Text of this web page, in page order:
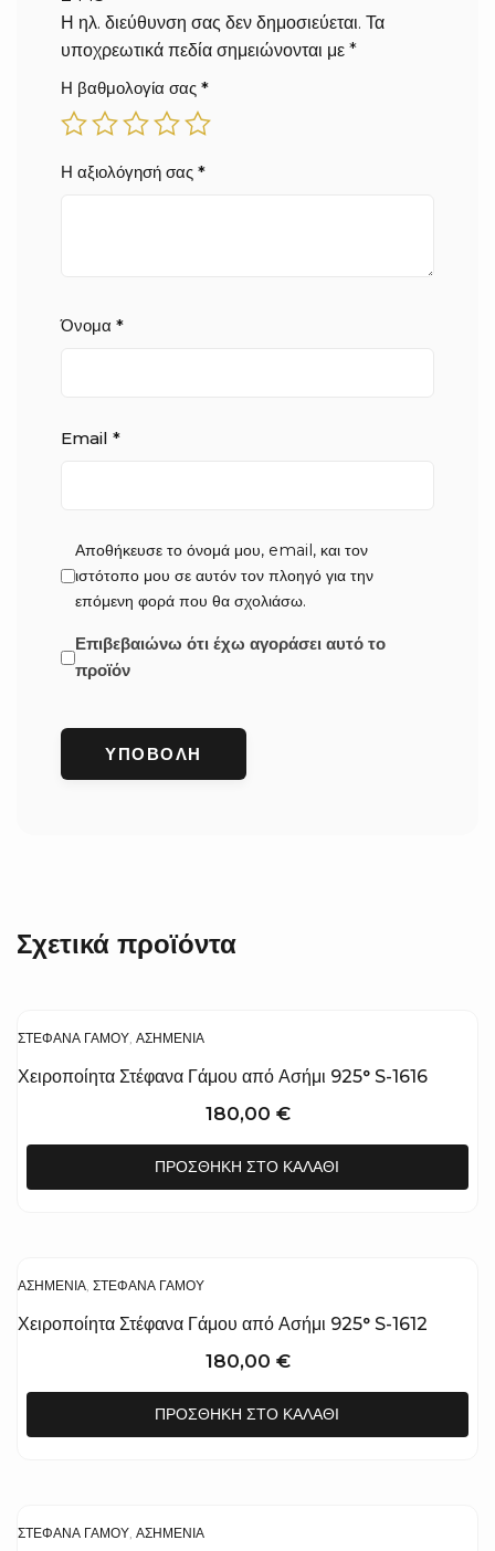
Η ηλ. διεύθυνση σας δεν δημοσιεύεται. Τα
υποχρεωτικά πεδία σημειώνονται με *
Η βαθμολογία σας *
Η αξιολόγησή σας *
Όνομα *
Email *
Αποθήκευσε το όνομά μου, email, και τον
ιστότοπο μου σε αυτόν τον πλοηγό για την
επόμενη φορά που θα σχολιάσω.
Επιβεβαιώνω ότι έχω αγοράσει αυτό το
προϊόν
Σχετικά προϊόντα
ΣΤΈΦΑΝΑ ΓΆΜΟΥ, ΑΣΗΜΈΝΙΑ
Χειροποίητα Στέφανα Γάμου από Ασήμι 925° S-1616
180,00 €
ΠΡΟΣΘΉΚΗ ΣΤΟ ΚΑΛΆΘΙ
ΑΣΗΜΈΝΙΑ, ΣΤΈΦΑΝΑ ΓΆΜΟΥ
Χειροποίητα Στέφανα Γάμου από Ασήμι 925° S-1612
180,00 €
ΠΡΟΣΘΉΚΗ ΣΤΟ ΚΑΛΆΘΙ
ΣΤΈΦΑΝΑ ΓΆΜΟΥ, ΑΣΗΜΈΝΙΑ